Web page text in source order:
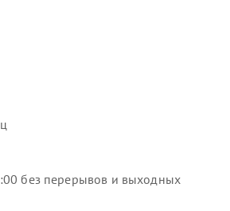
без перерывов и выходных